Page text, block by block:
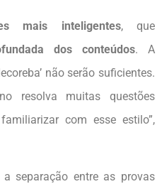
mais inteligentes, que
dos conteúdos. A
não serão suficientes.
resolva muitas questões
com esse estilo”,
separação entre as provas